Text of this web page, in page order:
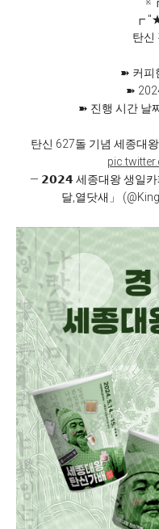
┏
탄신
➽ 커피
➽
➽ 진행 시간 날
탄신 627돌 기념 세종대
— 𝟮𝟬𝟮𝟰 세종대왕 생일카
달,열닷새」